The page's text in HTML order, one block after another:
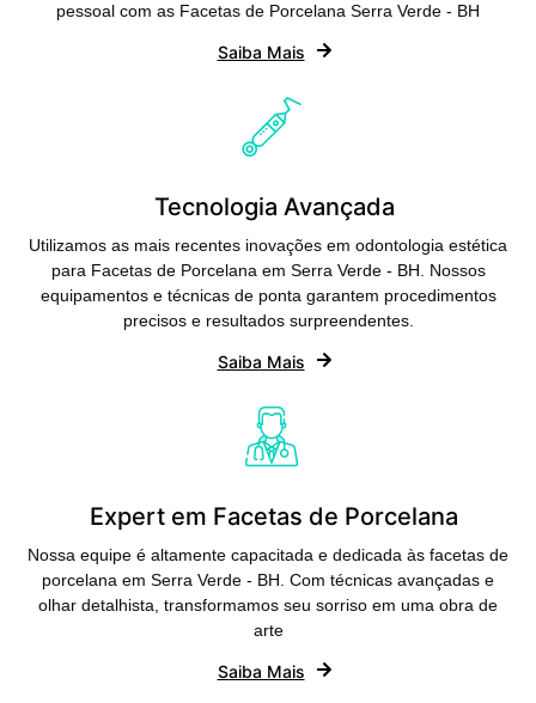
pessoal com as Facetas de Porcelana Serra Verde - BH
Saiba Mais
Tecnologia Avançada
Utilizamos as mais recentes inovações em odontologia estética
para Facetas de Porcelana em Serra Verde - BH. Nossos
equipamentos e técnicas de ponta garantem procedimentos
precisos e resultados surpreendentes.
Saiba Mais
Expert em Facetas de Porcelana
Nossa equipe é altamente capacitada e dedicada às facetas de
porcelana em Serra Verde - BH. Com técnicas avançadas e
olhar detalhista, transformamos seu sorriso em uma obra de
arte
Saiba Mais